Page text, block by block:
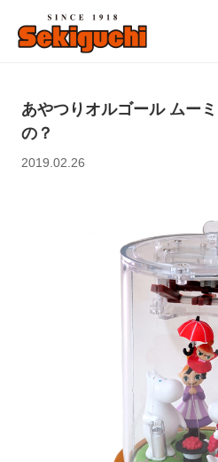
あやつりオルゴール ムー
の？
2019.02.26